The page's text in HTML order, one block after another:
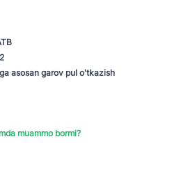
asosan garov pul o'tkazish
muammo bormi?